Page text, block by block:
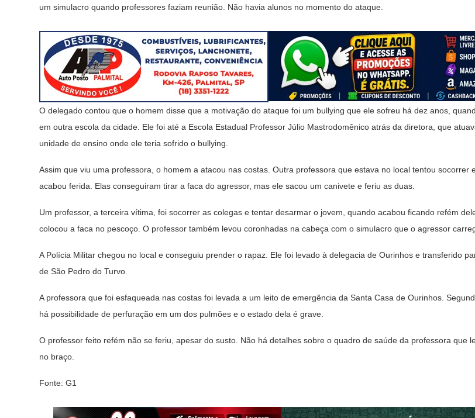
um simulacro quando professores faziam reunião. Não havia alunos no momento do ataque.
O delegado contou que o homem disse que a motivação do ataque foi um bullying que ele sofreu há dez anos,
em outra escola da cidade. Ele foi até a Escola Estadual Professor Júlio Mastrodomênico atrás da diretora, que
unidade de ensino onde ele teria sofrido o bullying.
Assim que viu uma professora, o homem a atacou nas costas. Outra professora que estava no local tentou socorrer
acabou ferida. Elas conseguiram tirar a faca do agressor, mas ele sacou um canivete e feriu as duas.
Um professor, a terceira vítima, foi socorrer as colegas e tentar desarmar o jovem, quando acabou ficando refém
colocou a faca no pescoço. O professor também levou coronhadas na cabeça com o simulacro que o agressor
A Polícia Militar chegou no local e conseguiu prender o rapaz. Ele foi levado à delegacia de Ourinhos e transferido
de São Pedro do Turvo.
A professora que foi esfaqueada nas costas foi levada a um leito de emergência da Santa Casa de Ourinhos.
há possibilidade de perfuração em um dos pulmões e o estado dela é grave.
O professor feito refém não se feriu, apesar do susto. Não há detalhes sobre o quadro de saúde da professora que
no braço.
Fonte: G1